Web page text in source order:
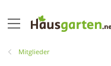
Mitglieder